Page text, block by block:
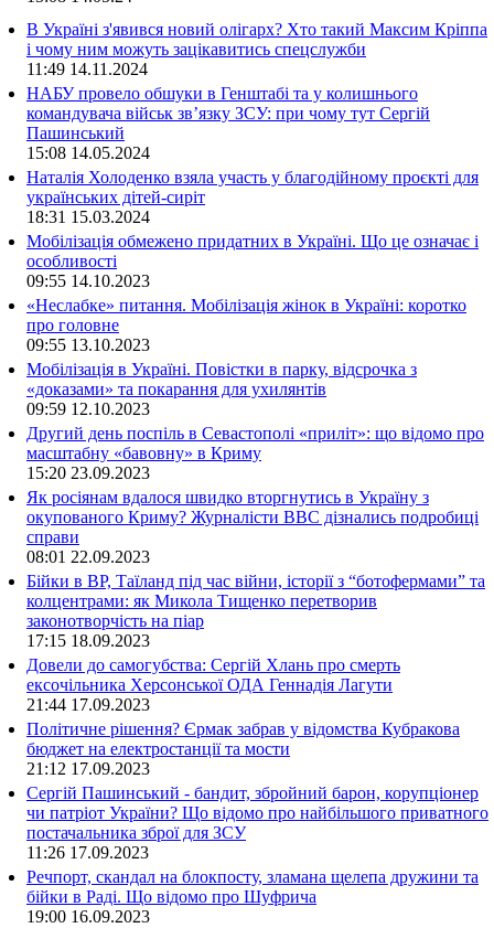
В Україні з'явився новий олігарх? Хто такий Максим Кріппа
і чому ним можуть зацікавитись спецслужби
11:49 14.11.2024
НАБУ провело обшуки в Генштабі та у колишнього
командувача військ зв’язку ЗСУ: при чому тут Сергій
Пашинський
15:08 14.05.2024
Наталія Холоденко взяла участь у благодійному проєкті для
українських дітей-сиріт
18:31 15.03.2024
Мобілізація обмежено придатних в Україні. Що це означає і
особливості
09:55 14.10.2023
«Неслабке» питання. Мобілізація жінок в Україні: коротко
про головне
09:55 13.10.2023
Мобілізація в Україні. Повістки в парку, відсрочка з
«доказами» та покарання для ухилянтів
09:59 12.10.2023
Другий день поспіль в Севастополі «приліт»: що відомо про
масштабну «бавовну» в Криму
15:20 23.09.2023
Як росіянам вдалося швидко вторгнутись в Україну з
окупованого Криму? Журналісти ВВС дізнались подробиці
справи
08:01 22.09.2023
Бійки в ВР, Таїланд під час війни, історії з “ботофермами” та
колцентрами: як Микола Тищенко перетворив
законотворчість на піар
17:15 18.09.2023
Довели до самогубства: Сергій Хлань про смерть
ексочільника Херсонської ОДА Геннадія Лагути
21:44 17.09.2023
Політичне рішення? Єрмак забрав у відомства Кубракова
бюджет на електростанції та мости
21:12 17.09.2023
Сергій Пашинський - бандит, збройний барон, корупціонер
чи патріот України? Що відомо про найбільшого приватного
постачальника зброї для ЗСУ
11:26 17.09.2023
Речпорт, скандал на блокпосту, зламана щелепа дружини та
бійки в Раді. Що відомо про Шуфрича
19:00 16.09.2023